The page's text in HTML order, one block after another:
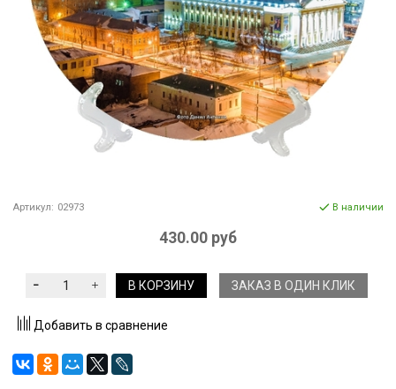
Артикул: 02973 В наличии
430.00 руб
В КОРЗИНУ ЗАКАЗ В ОДИН КЛИК
Добавить в сравнение